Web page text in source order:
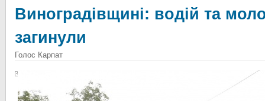
Виноградівщині: водій та
загинули
Голос Карпат